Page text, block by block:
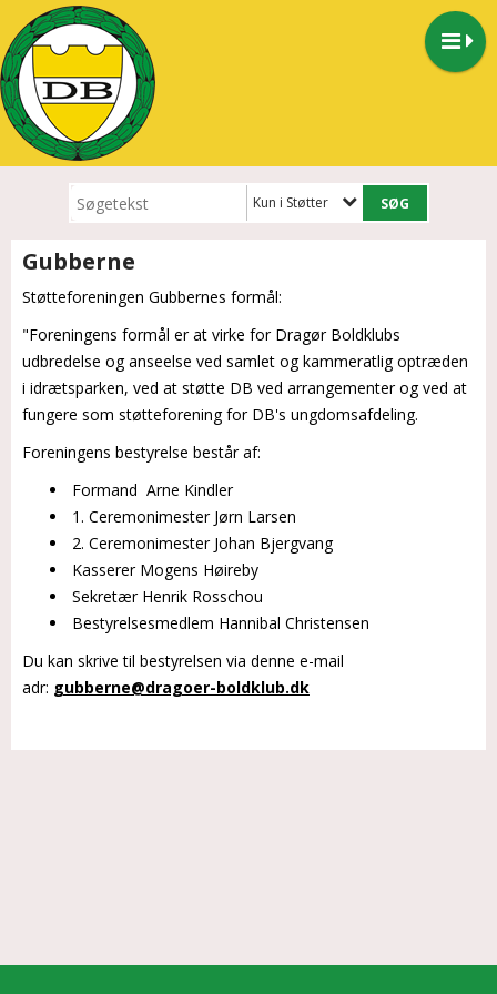
Kun i Støtter
Gubberne
Støtteforeningen Gubbernes formål:
"Foreningens formål er at virke for Dragør Boldklubs
udbredelse og anseelse ved samlet og kammeratlig optræden
i idrætsparken, ved at støtte DB ved arrangementer og ved at
fungere som støtteforening for DB's ungdomsafdeling.
Foreningens bestyrelse består af:
Formand Arne Kindler
1. Ceremonimester Jørn Larsen
2. Ceremonimester Johan Bjergvang
Kasserer Mogens Høireby
Sekretær Henrik Rosschou
Bestyrelsesmedlem Hannibal Christensen
Du kan skrive til bestyrelsen via denne e-mail
adr: gubberne@dragoer-boldklub.dk